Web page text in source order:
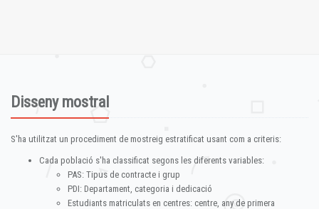
Disseny mostral
S'ha utilitzat un procediment de mostreig estratificat usant com a criteris:
Cada població s'ha classificat segons les diferents variables:
PAS: Tipus de contracte i grup
PDI: Departament, categoria i dedicació
Estudiants matriculats en centres: centre, any de primera